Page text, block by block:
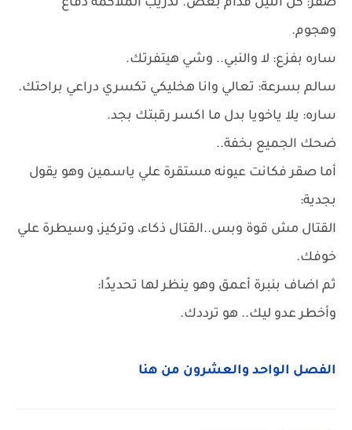
صقر: كل اتنين قدام بعض. تدريب الملاكمة دفاع
وهجوم.
ساره بفزع: لا والنبي.. وشي هيتفرتك.
سالم بسرعة: تعالي وانا هخليكي تكسري دراعي براحتك.
ساره: يلا ياخويا بدل ما اكسر رقبتك بجد.
ضحك الجميع بخفة..
أما صقر فكانت عيونه مستقرة علي ياسمين وهو يقول
بجدية:
القتال مش قوة وبس..القتال ذكاء، وتركيز، وسيطرة علي
خوفك.
ثم اضاف بنبرة أعمق وهو ينظر لها تحديدًا:
وأخطر عدو ليك.. هو ترددك.
الفصل الواحد والعشرون من هنا